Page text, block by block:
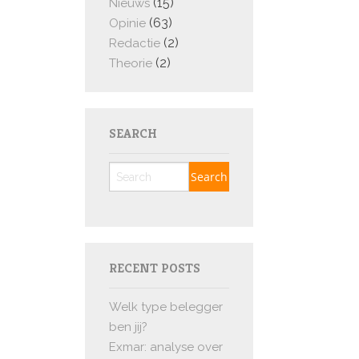
Nieuws
Opinie (63)
Redactie (2)
Theorie (2)
SEARCH
RECENT POSTS
Welk type belegger
ben jij?
Exmar: analyse over